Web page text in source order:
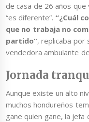
de casa de 26 años
“es diferente”. “¿Cuál
que no trabaja no
partido”, replicaba por
vendedora ambulante
Jornada
Aunque existe un alto
muchos hondureños
gane quien gane, la